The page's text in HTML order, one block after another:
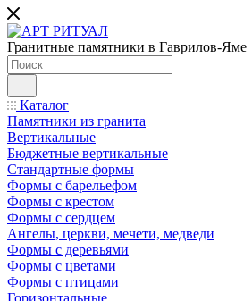
Гранитные памятники в Гаврилов-Яме
Каталог
Памятники из гранита
Вертикальные
Бюджетные вертикальные
Стандартные формы
Формы с барельефом
Формы с крестом
Формы с сердцем
Ангелы, церкви, мечети, медведи
Формы с деревьями
Формы с цветами
Формы с птицами
Горизонтальные